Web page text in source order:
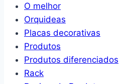
O melhor
Orquideas
Placas decorativas
Produtos
Produtos diferenciados
Rack